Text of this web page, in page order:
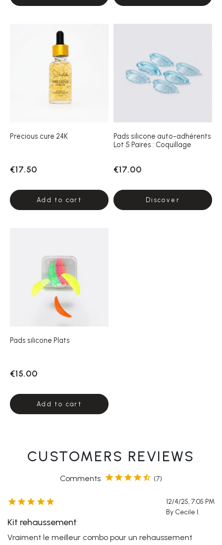
Precious cure 24K
€17.50
Add to cart
Pads silicone auto-adhérents
Lot 5 Paires : Coquillage
€17.00
Discover
Pads silicone Plats
€15.00
Add to cart
CUSTOMERS REVIEWS
Comments      (7)
    
12/4/25, 7:05 PM
By Cecile I.
Kit rehaussement
Vraiment le meilleur combo pour un rehaussement